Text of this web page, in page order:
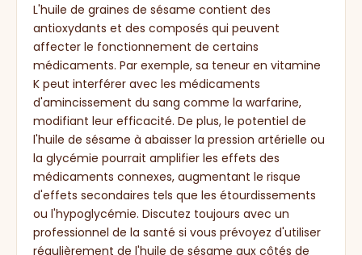
L'huile de graines de sésame contient des
antioxydants et des composés qui peuvent
affecter le fonctionnement de certains
médicaments. Par exemple, sa teneur en vitamine
K peut interférer avec les médicaments
d'amincissement du sang comme la warfarine,
modifiant leur efficacité. De plus, le potentiel de
l'huile de sésame à abaisser la pression artérielle ou
la glycémie pourrait amplifier les effets des
médicaments connexes, augmentant le risque
d'effets secondaires tels que les étourdissements
ou l'hypoglycémie. Discutez toujours avec un
professionnel de la santé si vous prévoyez d'utiliser
régulièrement de l'huile de sésame aux côtés de